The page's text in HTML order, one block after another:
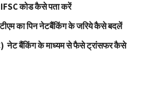
कोड कैसे पता करें
का पिन नेटबैंकिंग के जरिये कैसे बदलें
नेट बैंकिंग के माध्यम से फैसे ट्रांसफर कैसे